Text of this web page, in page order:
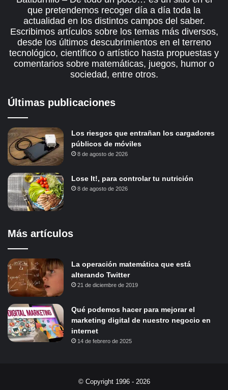
que pretendemos recoger día a día toda la
actualidad en los distintos campos del saber.
Escribimos artículos sobre los temas más diversos,
desde los últimos descubrimientos en el terreno
tecnológico, científico o artístico hasta propuestas y
comentarios sobre matemáticas, juegos, humor o
sociedad, entre otros.
Últimas publicaciones
Los riesgos que entrañan los cargadores
públicos de móviles
8 de agosto de 2026
Lose It!, para controlar tu nutrición
8 de agosto de 2026
Más artículos
La operación matemática que está
alterando Twitter
21 de diciembre de 2019
Qué podemos hacer para mejorar el
marketing digital de nuestro negocio en
internet
14 de febrero de 2025
© Copyright 1996 - 2026